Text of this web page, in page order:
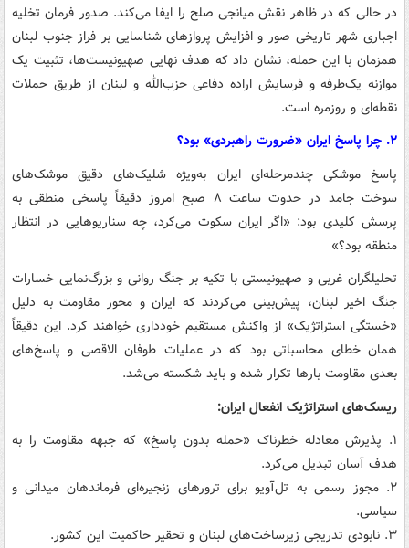
در حالی که در ظاهر نقش میانجی صلح را ایفا می‌کند. صدور فرمان تخلیه
اجباری شهر تاریخی صور و افزایش پروازهای شناسایی بر فراز جنوب لبنان
همزمان با این حمله، نشان داد که هدف نهایی صهیونیست‌ها، تثبیت یک
موازنه یک‌طرفه و فرسایش اراده دفاعی حزب‌الله و لبنان از طریق حملات
نقطه‌ای و روزمره است.
۲. چرا پاسخ ایران «ضرورت راهبردی» بود؟
پاسخ موشکی چندمرحله‌ای ایران به‌ویژه شلیک‌های دقیق موشک‌های
سوخت جامد در حدوت ساعت ۸ صبح امروز دقیقاً پاسخی منطقی به
پرسش کلیدی بود: «اگر ایران سکوت می‌کرد، چه سناریوهایی در انتظار
منطقه بود؟»
تحلیلگران غربی و صهیونیستی با تکیه بر جنگ روانی و بزرگ‌نمایی خسارات
جنگ اخیر لبنان، پیش‌بینی می‌کردند که ایران و محور مقاومت به دلیل
«خستگی استراتژیک» از واکنش مستقیم خودداری خواهند کرد. این دقیقاً
همان خطای محاسباتی بود که در عملیات طوفان الاقصی و پاسخ‌های
بعدی مقاومت بارها تکرار شده و باید شکسته می‌شد.
ریسک‌های استراتژیک انفعال ایران:
۱. پذیرش معادله خطرناک «حمله بدون پاسخ» که جبهه مقاومت را به
هدف آسان تبدیل می‌کرد.
۲. مجوز رسمی به تل‌آویو برای ترورهای زنجیره‌ای فرماندهان میدانی و
سیاسی.
۳. نابودی تدریجی زیرساخت‌های لبنان و تحقیر حاکمیت این کشور.